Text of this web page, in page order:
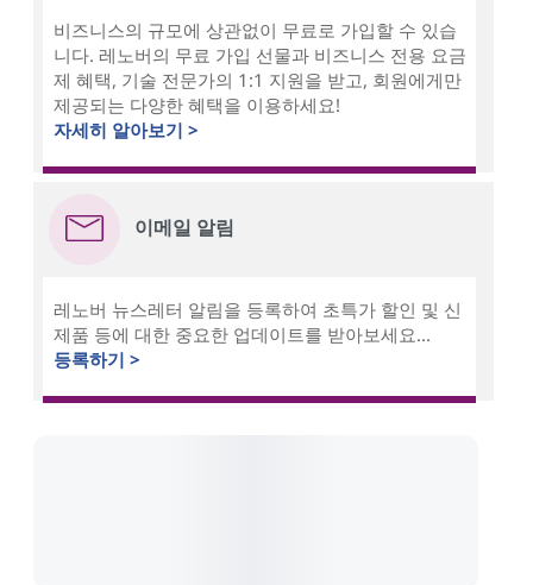
비즈니스의 규모에 상관없이 무료로 가입할 수 있습
니다. 레노버의 무료 가입 선물과 비즈니스 전용 요금
제 혜택, 기술 전문가의 1:1 지원을 받고, 회원에게만
제공되는 다양한 혜택을 이용하세요!
자세히 알아보기 >
이메일 알림
레노버 뉴스레터 알림을 등록하여 초특가 할인 및 신
제품 등에 대한 중요한 업데이트를 받아보세요...
등록하기 >